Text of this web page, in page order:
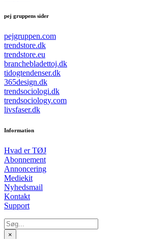
pej gruppens sider
pejgruppen.com
trendstore.dk
trendstore.eu
branchebladettoj.dk
tidogtendenser.dk
365design.dk
trendsociologi.dk
trendsociology.com
livsfaser.dk
Information
Hvad er TØJ
Abonnement
Annoncering
Mediekit
Nyhedsmail
Kontakt
Support
×